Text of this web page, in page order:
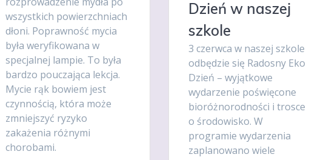
wszystkich powierzchniach
dłoni. Poprawność mycia
była weryfikowana w
specjalnej lampie. To była
bardzo pouczająca lekcja.
Mycie rąk bowiem jest
czynnością, która może
zmniejszyć ryzyko
zakażenia różnymi
chorobami.
Dzień w naszej
szkole
3 czerwca w naszej szkole
odbędzie się Radosny Eko
Dzień – wyjątkowe
wydarzenie poświęcone
bioróżnorodności i trosce
o środowisko. W
programie wydarzenia
zaplanowano wiele